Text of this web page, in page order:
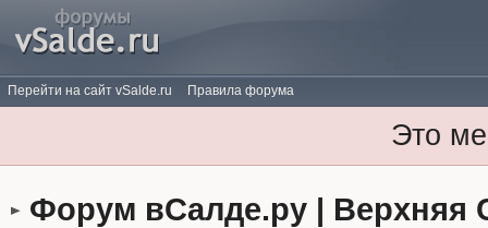
Перейти на сайт vSalde.ru Правила форума
Это
Форум вСалде.ру | Верхняя